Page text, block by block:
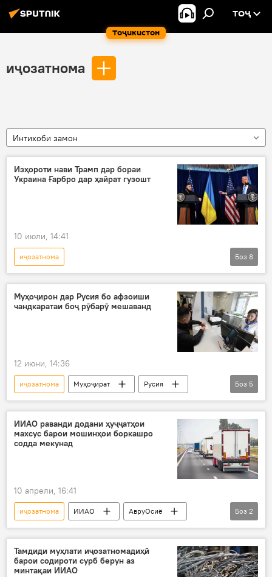
Тоҷикистон
ТОҶ
иҷозатнома
Интихоби замон
Изҳороти нави Трамп дар бораи
Украина Ғарбро дар ҳайрат гузошт
10 июли, 14:41
иҷозатнома
Амалиёти вижаи Русия барои ҳимояи Донбасс: охирин хабарҳо
Украина
амалиёти вижа
мушак
падофанди ҳавоӣ
ИМА
истеҳсол
Боз 8
Муҳоҷирон дар Русия бо афзоиши
чандкаратаи боҷ рӯбарӯ мешаванд
12 июни, 14:36
иҷозатнома Муҳоҷират
Русия
боҷ
муҳоҷир
муҳоҷирони корӣ
РВП
иқомат
Боз 5
ИИАО раванди додани ҳуҷҷатҳои
махсус барои мошинҳои боркашро
содда мекунад
10 апрели, 16:41
иҷозатнома ИИАО
АвруОсиё
ҳамлу нақли бор
мошинҳои боркаш
Боз 2
Тамдиди муҳлати иҷозатномадиҳӣ
барои содироти сурб берун аз
минтақаи ИИАО